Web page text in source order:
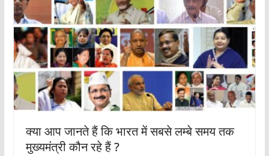
क्या आप जानते हैं कि भारत में सबसे लम्बे समय तक
मुख्यमंत्री कौन रहे हैं ?